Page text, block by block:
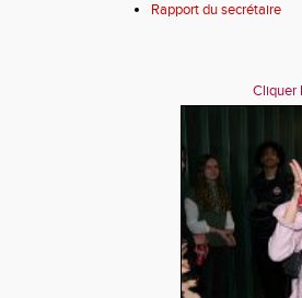
Rapport du secrétaire
Cliquer